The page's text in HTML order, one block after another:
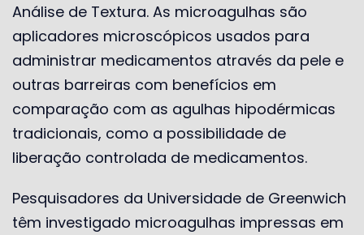
Análise de Textura. As microagulhas são
aplicadores microscópicos usados ​​para
administrar medicamentos através da pele e
outras barreiras com benefícios em
comparação com as agulhas hipodérmicas
tradicionais, como a possibilidade de
liberação controlada de medicamentos.
Pesquisadores da Universidade de Greenwich
têm investigado microagulhas impressas em